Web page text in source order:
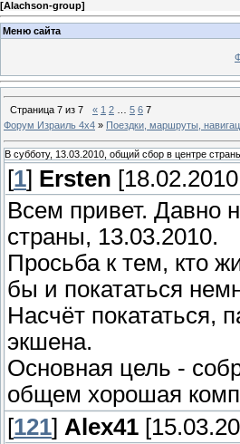
[Alachson-group]
Меню сайта
Страница 7 из 7 « 1 2 5 6 7
Форум Израиль 4х4 » Поездки, маршруты,
В субботу, 13.03.2010, общий сбор в центре
[1] Ersten
Всем привет. Давно
страны, 13.03.2010.
Просьба к тем, кто
бы и покататься
Насчёт покататься,
экшена.
Основная цель -
общем хорошая
[121] Alex41